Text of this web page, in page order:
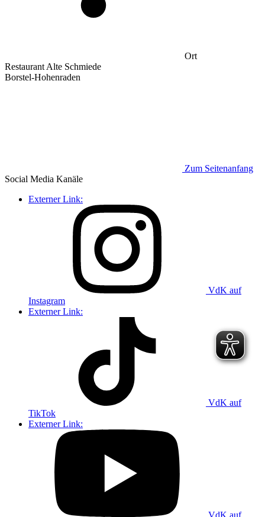
Ort
Restaurant Alte Schmiede
Borstel-Hohenraden
Zum Seitenanfang
Social Media Kanäle
Externer Link:
VdK auf
Instagram
Externer Link:
VdK auf
TikTok
Externer Link:
VdK auf